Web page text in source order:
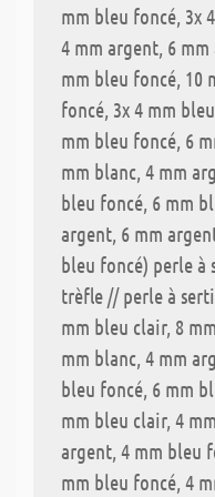
mm bleu foncé, 3x
4 mm argent, 6
mm bleu foncé, 10
foncé, 3x 4 mm
mm bleu foncé, 6
mm blanc, 4 mm
bleu foncé, 6 mm
argent, 6 mm
bleu foncé) perle
trèfle // perle à
mm bleu clair, 8
mm blanc, 4 mm
bleu foncé, 6 mm
mm bleu clair, 4
argent, 4 mm bleu
mm bleu foncé, 4